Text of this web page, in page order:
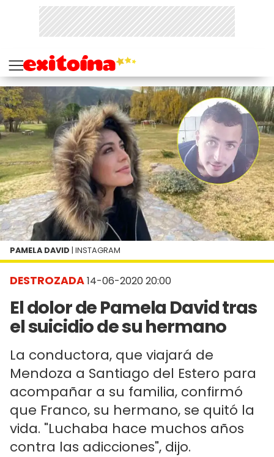
DESTROZADA14-06-2020 20:00
El dolor de Pamela David tras
el suicidio de su hermano
La conductora, que viajará de
Mendoza a Santiago del Estero para
acompañar a su familia, confirmó
que Franco, su hermano, se quitó la
vida. "Luchaba hace muchos años
contra las adicciones", dijo.
PAMELA DAVID | INSTAGRAM